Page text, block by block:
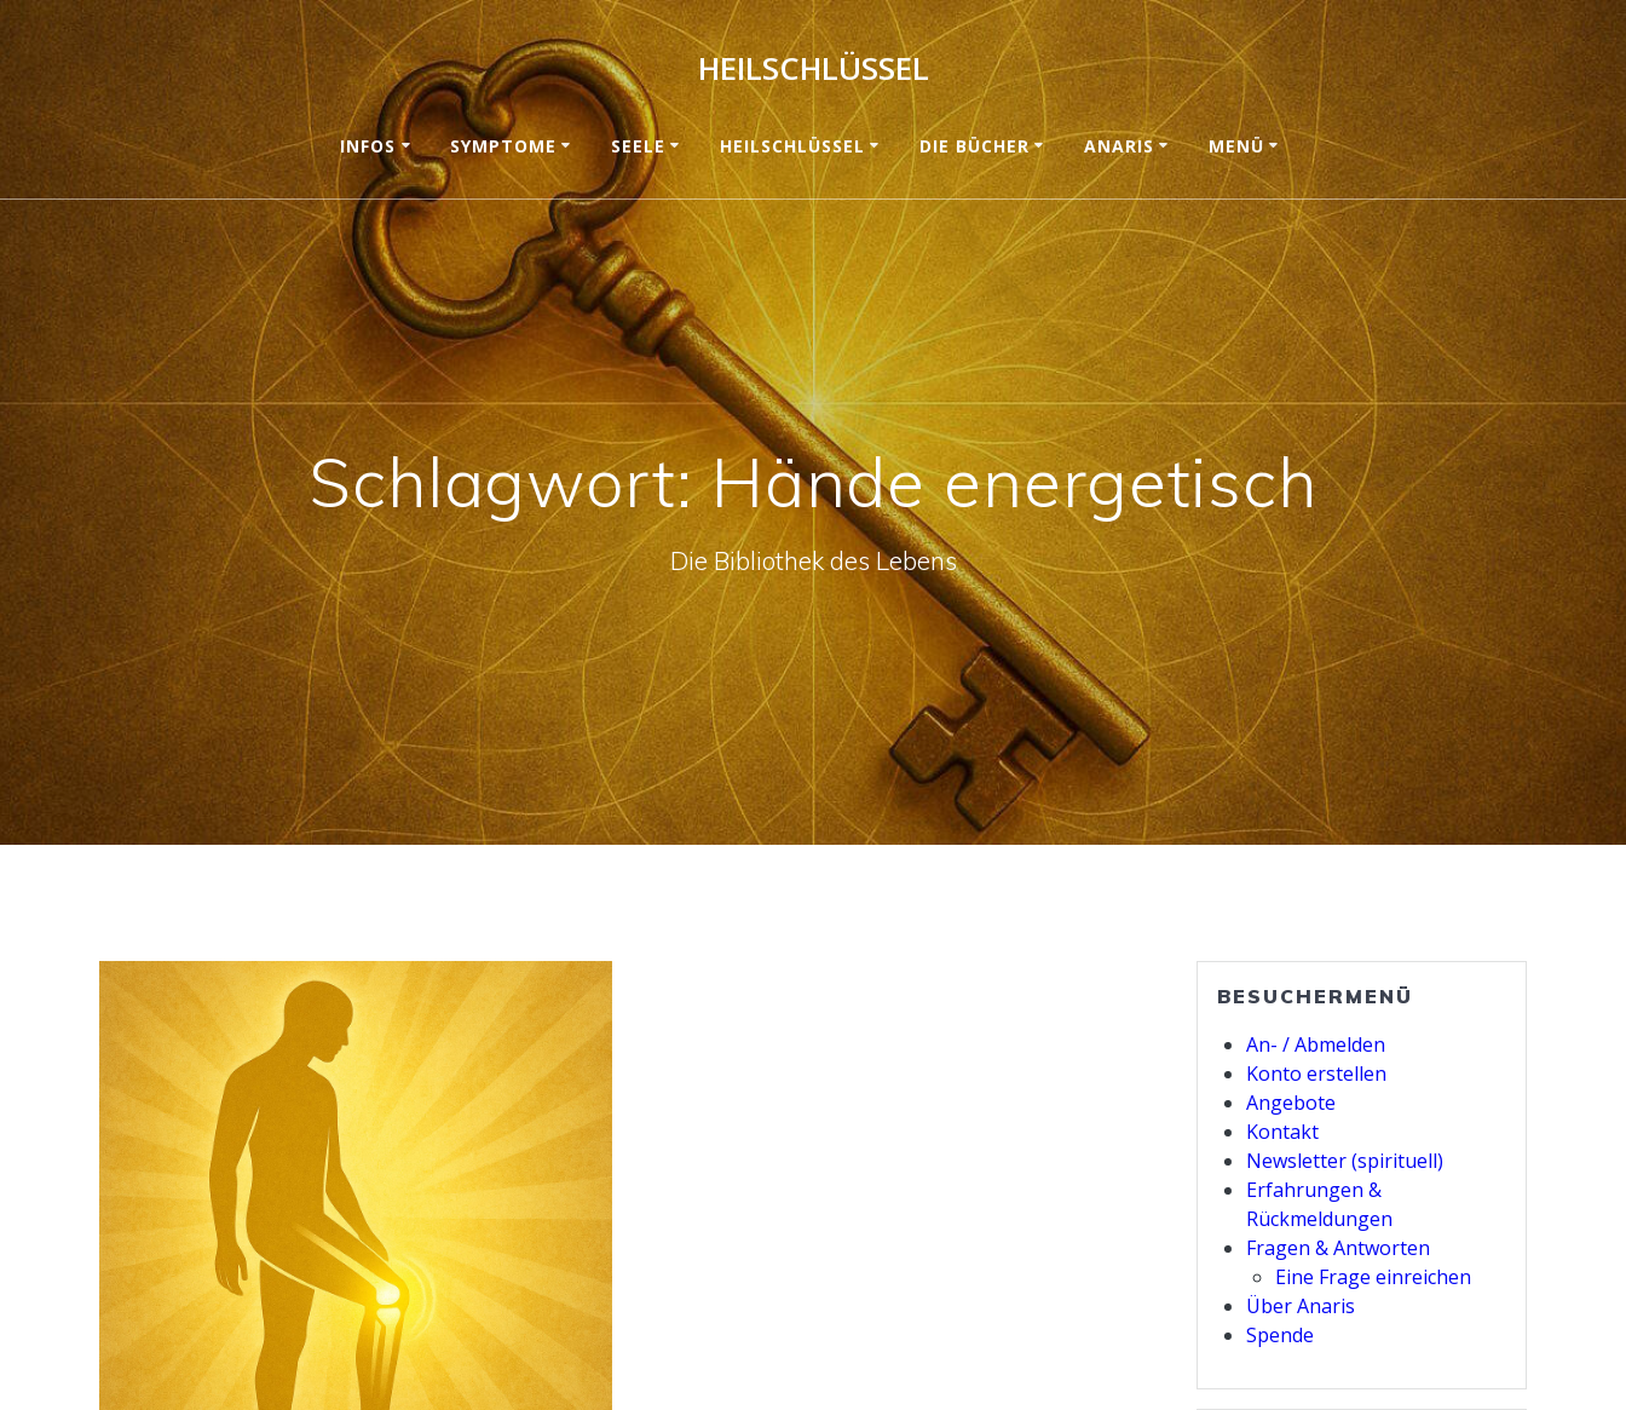
HEILSCHLÜSSEL
INFOS SYMPTOME SEELE HEILSCHLÜSSEL DIE BÜCHER ANARIS MENÜ
Schlagwort:Hände energetisch
Die Bibliothek des Lebens
BESUCHERMENÜ
An- / Abmelden
Konto erstellen
Angebote
Kontakt
Newsletter (spirituell)
Erfahrungen &
Rückmeldungen
Fragen & Antworten
Eine Frage einreichen
Über Anaris
Spende